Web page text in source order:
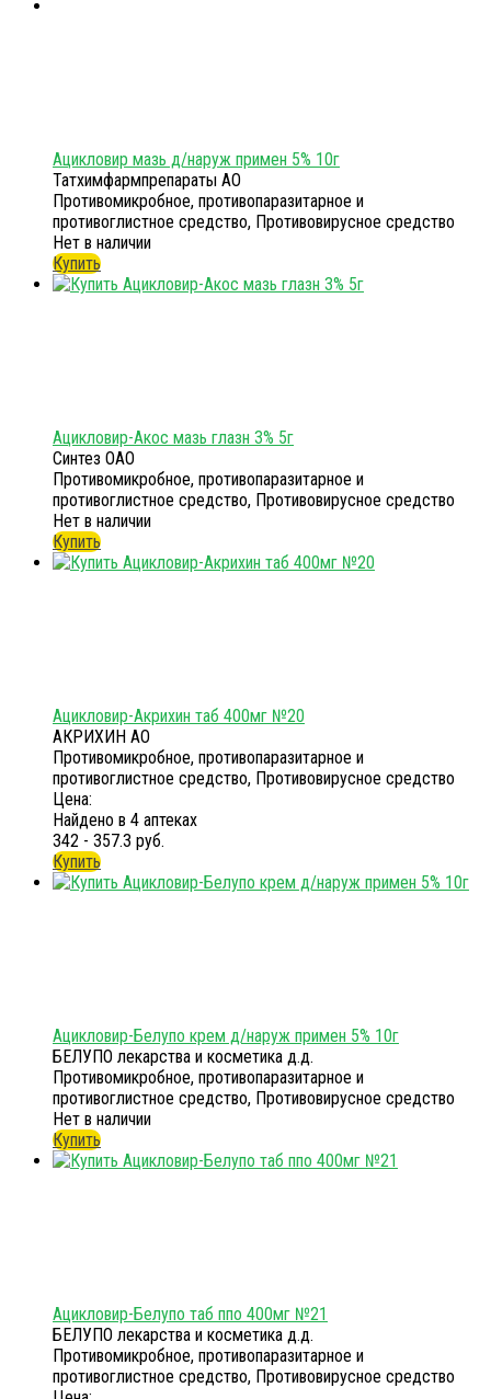
Ацикловир мазь д/наруж примен 5% 10г
Татхимфармпрепараты АО
Противомикробное, противопаразитарное и
противоглистное средство, Противовирусное средство
Нет в наличии
Купить
Ацикловир-Акос мазь глазн 3% 5г
Синтез ОАО
Противомикробное, противопаразитарное и
противоглистное средство, Противовирусное средство
Нет в наличии
Купить
Ацикловир-Акрихин таб 400мг №20
АКРИХИН АО
Противомикробное, противопаразитарное и
противоглистное средство, Противовирусное средство
Цена:
Найдено в 4 аптеках
342 - 357.3 руб.
Купить
Ацикловир-Белупо крем д/наруж примен 5% 10г
БЕЛУПО лекарства и косметика д.д.
Противомикробное, противопаразитарное и
противоглистное средство, Противовирусное средство
Нет в наличии
Купить
Ацикловир-Белупо таб ппо 400мг №21
БЕЛУПО лекарства и косметика д.д.
Противомикробное, противопаразитарное и
противоглистное средство, Противовирусное средство